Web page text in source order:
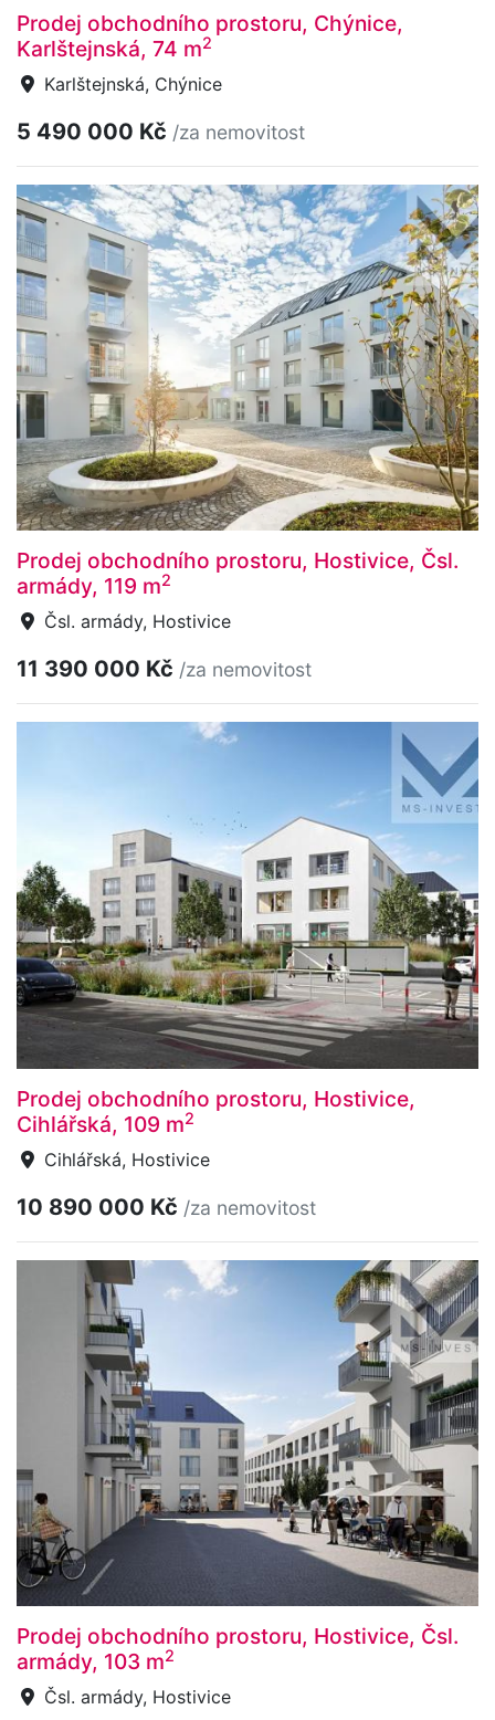
Prodej obchodního prostoru, Chýnice,
Karlštejnská, 74 m2
Karlštejnská, Chýnice
5 490 000 Kč /za nemovitost
Prodej obchodního prostoru, Hostivice, Čsl.
armády, 119 m2
Čsl. armády, Hostivice
11 390 000 Kč /za nemovitost
Prodej obchodního prostoru, Hostivice,
Cihlářská, 109 m2
Cihlářská, Hostivice
10 890 000 Kč /za nemovitost
Prodej obchodního prostoru, Hostivice, Čsl.
armády, 103 m2
Čsl. armády, Hostivice